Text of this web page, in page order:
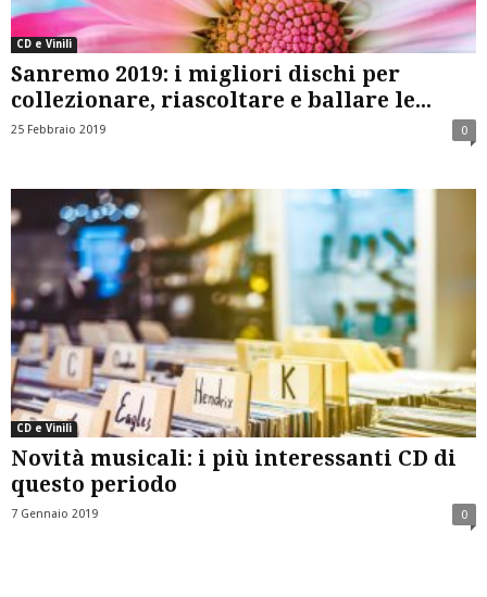
CD e Vinili
Sanremo 2019: i migliori dischi per
collezionare, riascoltare e ballare le...
25 Febbraio 2019 0
CD e Vinili
Novità musicali: i più interessanti CD di
questo periodo
7 Gennaio 2019 0